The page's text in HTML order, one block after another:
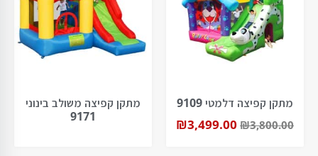
מתקן קפיצה דלמטי 9109
₪3,800.00
₪3,499.00
מתקן קפיצה משולב בינוני
9171